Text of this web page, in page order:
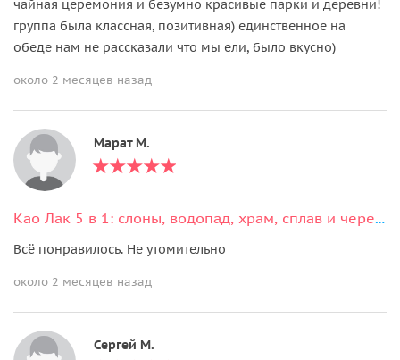
чайная церемония и безумно красивые парки и деревни!
группа была классная, позитивная) единственное на
обеде нам не рассказали что мы ели, было вкусно)
около 2 месяцев назад
Марат М.
Као Лак 5 в 1: слоны, водопад, храм, сплав и черепахи
Всё понравилось. Не утомительно
около 2 месяцев назад
Сергей М.